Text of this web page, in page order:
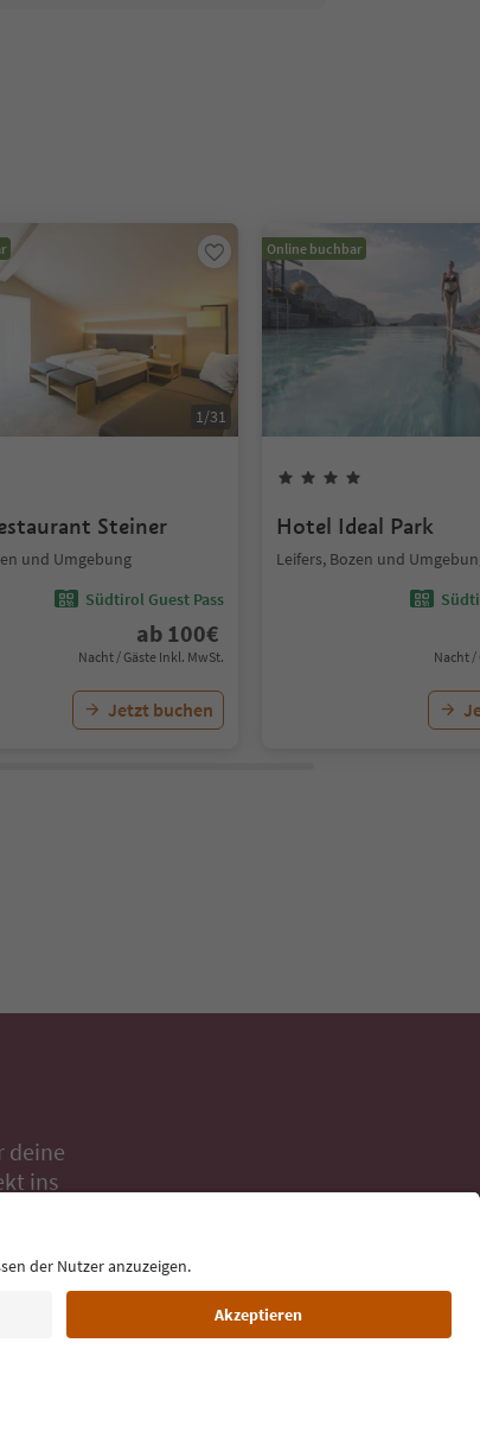
1/31
Steiner
und Umgebung
Südtirol Guest Pass
ab 100€
Nacht / Gäste Inkl. MwSt.
Jetzt buchen
Online buchbar
Hotel Ideal Park
Leifers, Bozen und
Nacht /
deine
ins